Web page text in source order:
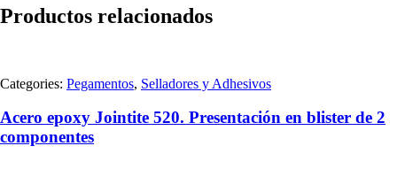
Productos relacionados
Categories: Pegamentos, Selladores y Adhesivos
Acero epoxy Jointite 520. Presentación en blister de 2
componentes